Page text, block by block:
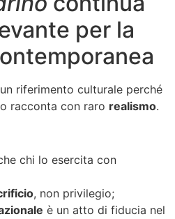
per la
riferimento culturale perché
racconta con raro realismo.
chi lo esercita con
, non privilegio;
è un atto di fiducia nel